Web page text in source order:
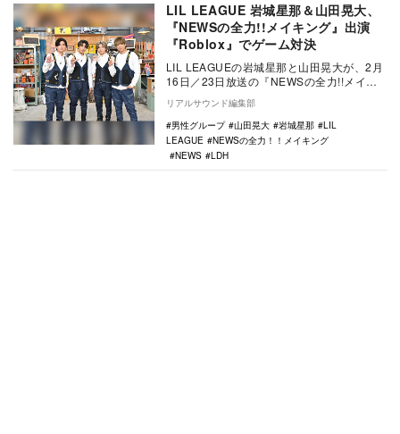
LIL LEAGUE 岩城星那＆山田晃大、
『NEWSの全力!!メイキング』出演
『Roblox』でゲーム対決
LIL LEAGUEの岩城星那と山田晃大が、2月
16日／23日放送の『NEWSの全力!!メイキ
ング』（TBS）に出演する。 …
リアルサウンド編集部
男性グループ
山田晃大 岩城星那
LIL
LEAGUE
NEWSの全力！！メイキング
NEWS
LDH